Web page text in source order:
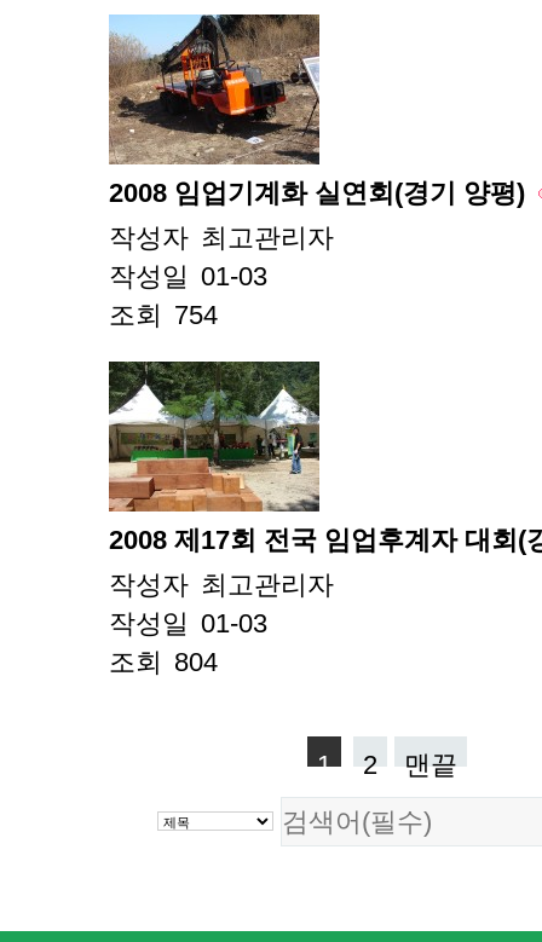
2008 임업기계화 실연회(경기 양평)
작성자 최고관리자
작성일 01-03
조회 754
2008 제17회 전국 임업후계자 대회(
작성자 최고관리자
작성일 01-03
조회 804
1 2 맨끝